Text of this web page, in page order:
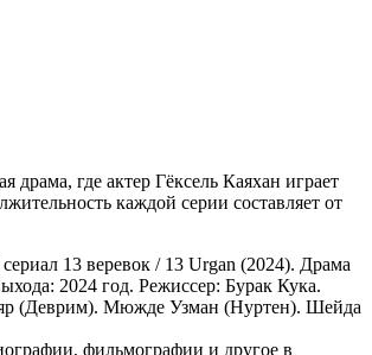
где актер Гёксель Каяхан играет
каждой серии составляет от
13 веревок / 13 Urgan (2024). Драма
2024 год. Режиссер: Бурак Кука.
(Деврим). Мюжде Узман (Нуртен). Шейда